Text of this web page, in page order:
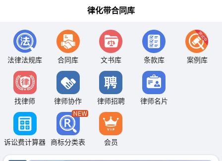
律化带合同库
法律法规库 合同库 文书库 条款库 案例库
找律师 律师协作 律师招聘 律师名片
诉讼费计算器 商标分类表 会员